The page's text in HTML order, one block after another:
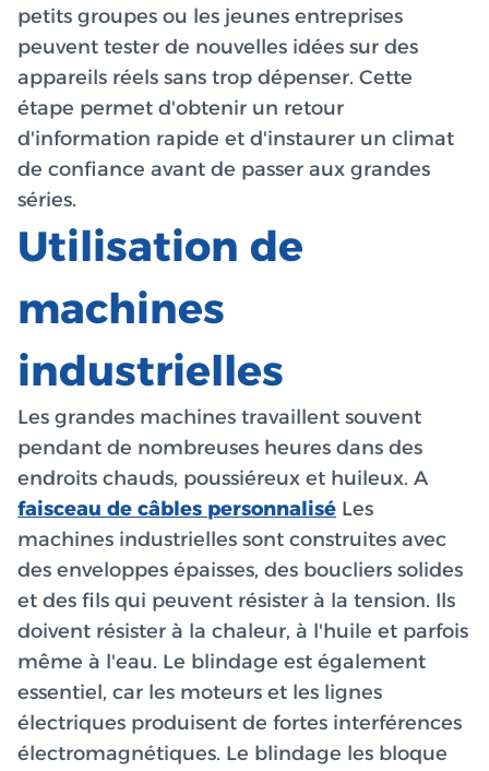
petits groupes ou les jeunes entreprises
peuvent tester de nouvelles idées sur des
appareils réels sans trop dépenser. Cette
étape permet d'obtenir un retour
d'information rapide et d'instaurer un climat
de confiance avant de passer aux grandes
séries.
Utilisation de
machines
industrielles
Les grandes machines travaillent souvent
pendant de nombreuses heures dans des
endroits chauds, poussiéreux et huileux. A
faisceau de câbles personnalisé Les
machines industrielles sont construites avec
des enveloppes épaisses, des boucliers solides
et des fils qui peuvent résister à la tension. Ils
doivent résister à la chaleur, à l'huile et parfois
même à l'eau. Le blindage est également
essentiel, car les moteurs et les lignes
électriques produisent de fortes interférences
électromagnétiques. Le blindage les bloque